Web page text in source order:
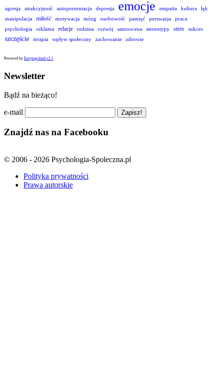
agresja atrakcyjność autoprezentacja depresja emocje empatia kultura
lęk
manipulacja
miłość motywacja mózg osobowość pamięć perswazja
praca
psychologia
reklama relacje rodzina rozwój samoocena stereotypy stres sukces
szczęście terapia wpływ społeczny zachowanie zdrowie
Powered by Easytagcloud v2.1
Newsletter
Bądź na bieżąco!
e-mail
Znajdź nas na Facebooku
© 2006 - 2026 Psychologia-Spoleczna.pl
Polityka prywatności
Prawa autorskie